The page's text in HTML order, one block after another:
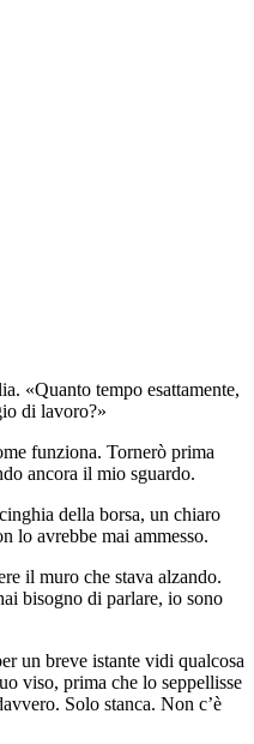
«Quanto tempo esattamente,
di lavoro?»
funziona. Tornerò prima
ancora il mio sguardo.
della borsa, un chiaro
lo avrebbe mai ammesso.
il muro che stava alzando.
bisogno di parlare, io sono
un breve istante vidi qualcosa
viso, prima che lo seppellisse
Solo stanca. Non c’è